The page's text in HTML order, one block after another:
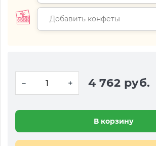
Добавить конфеты
4 762 руб.
В корзину